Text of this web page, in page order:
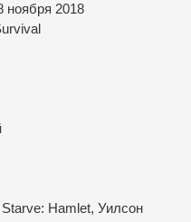
ноября 2018
Hamlet, Уилсон